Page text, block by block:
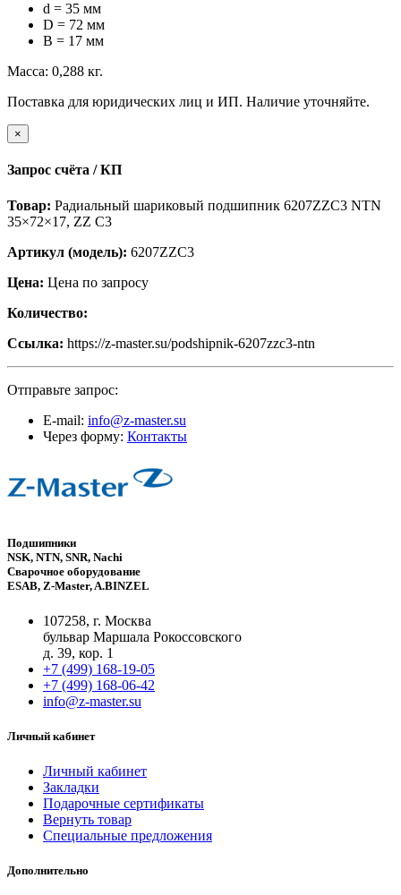
d = 35 мм
D = 72 мм
B = 17 мм
Масса: 0,288 кг.
Поставка для юридических лиц и ИП. Наличие уточняйте.
×
Запрос счёта / КП
Товар: Радиальный шариковый подшипник 6207ZZC3 NTN
35×72×17, ZZ C3
Артикул (модель): 6207ZZC3
Цена: Цена по запросу
Количество:
Ссылка: https://z-master.su/podshipnik-6207zzc3-ntn
Отправьте запрос:
E-mail: info@z-master.su
Через форму: Контакты
Подшипники
NSK, NTN, SNR, Nachi
Сварочное оборудование
ESAB, Z-Master, A.BINZEL
107258, г. Москва
бульвар Маршала Рокоссовского
д. 39, кор. 1
+7 (499) 168-19-05
+7 (499) 168-06-42
info@z-master.su
Личный кабинет
Личный кабинет
Закладки
Подарочные сертификаты
Вернуть товар
Специальные предложения
Дополнительно